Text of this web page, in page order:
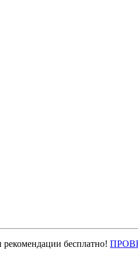
бесплатно!